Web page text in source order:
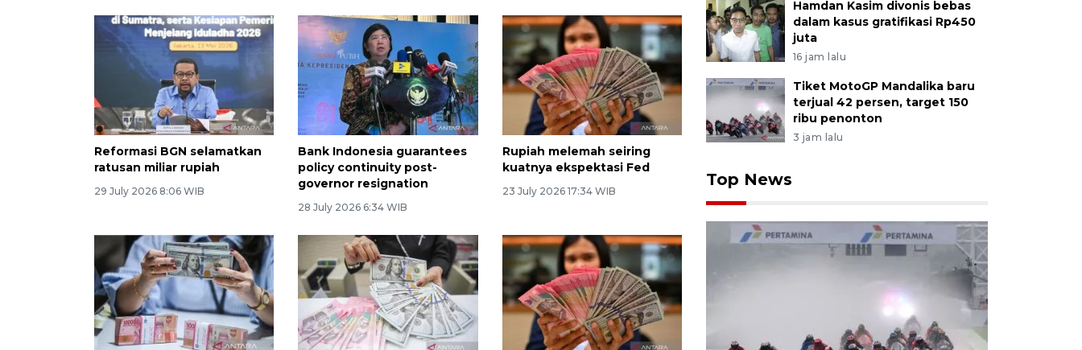
Reformasi BGN selamatkan
ratusan miliar rupiah
29 July 2026 8:06 WIB
Bank Indonesia guarantees
policy continuity post-
governor resignation
28 July 2026 6:34 WIB
Rupiah melemah seiring
kuatnya ekspektasi Fed
23 July 2026 17:34 WIB
Hamdan Kasim divonis bebas
dalam kasus gratifikasi Rp450
juta
16 jam lalu
Tiket MotoGP Mandalika baru
terjual 42 persen, target 150
ribu penonton
3 jam lalu
Top News